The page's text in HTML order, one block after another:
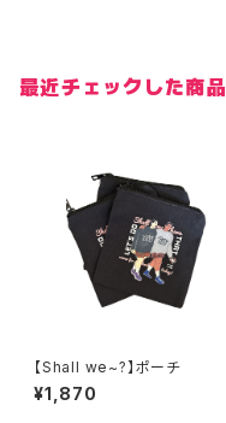
最近チェックした商品
【Shall we~?】ポーチ
¥1,870